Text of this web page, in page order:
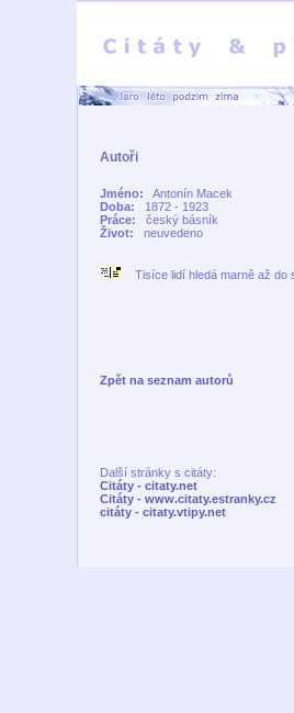
Autoři
Jméno:
Antonín Macek
Doba:
1872 - 1923
Práce:
český básník
Život:
neuvedeno
Tisíce lidí hledá marně až do
Zpět na seznam autorů
Další stránky s citáty:
Citáty - citaty.net
Citáty - www.citaty.estranky.cz
citáty - citaty.vtipy.net